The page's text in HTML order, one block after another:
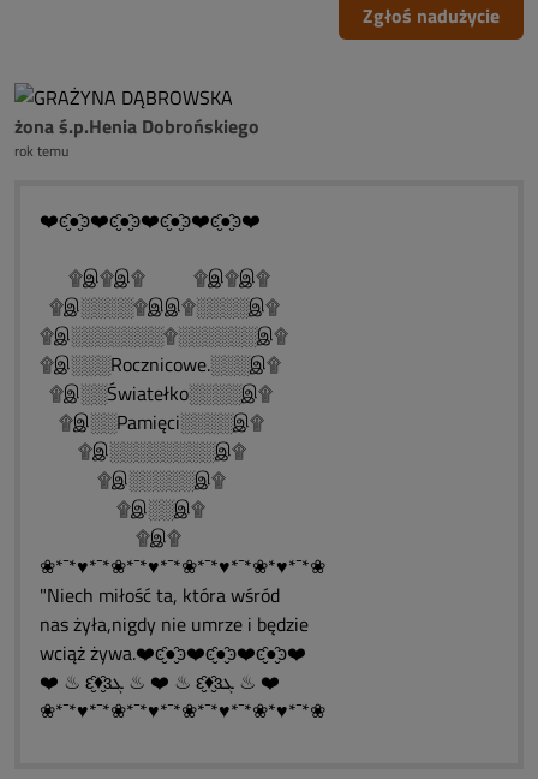
Zgłoś nadużycie
żona ś.p.Henia Dobrońskiego
rok temu
❤️ͼ̮̑●̮̑ͽ❤️ͼ̮̑●̮̑ͽ❤️ͼ̮̑●̮̑ͽ❤️ͼ̮̑●̮̑ͽ❤️
۩இ۩இ۩ ۩இ۩இ۩
۩இ░░░░۩இஇ۩░░░░இ۩
۩இ░░░░░░░۩░░░░░░இ۩
۩இ░░░Rocznicowe.░░░இ۩
۩இ░░Światełko░░░░இ۩
۩இ░░Pamięci░░░░இ۩
۩இ░░░░░░░░இ۩
۩இ░░░░░இ۩
۩இ░░இ۩
۩இ۩
❀*¯*♥*¯*❀*¯*♥*¯*❀*¯*♥*¯*❀*♥*¯*❀
"Niech miłość ta, która wśród
nas żyła,nigdy nie umrze i będzie
wciąż żywa.❤️ͼ̮̑●̮̑ͽ❤️ͼ̮̑●̮̑ͽ❤️ͼ̮̑●̮̑ͽ❤️
❤️ ♨ ԑ̮̑♦̮̑ɜܓ ♨ ❤️ ♨ ԑ̮̑♦̮̑ɜܓ ♨ ❤️
❀*¯*♥*¯*❀*¯*♥*¯*❀*¯*♥*¯*❀*♥*¯*❀